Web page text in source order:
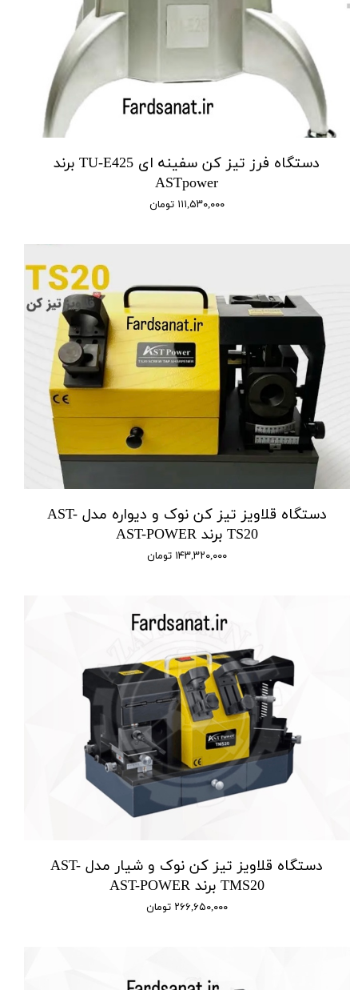
دستگاه فرز تیز کن سفینه ای TU-E425 برند
ASTpower
۱۱۱,۵۳۰,۰۰۰ تومان
دستگاه قلاویز تیز کن نوک و دیواره مدل AST-
TS20 برند AST-POWER
۱۴۳,۳۲۰,۰۰۰ تومان
دستگاه قلاویز تیز کن نوک و شیار مدل AST-
TMS20 برند AST-POWER
۲۶۶,۶۵۰,۰۰۰ تومان